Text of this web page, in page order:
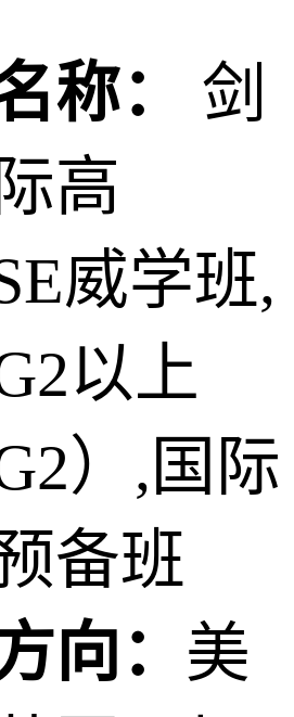
称：
剑
高
威学班,
以上
）,国际
备班
向： 美